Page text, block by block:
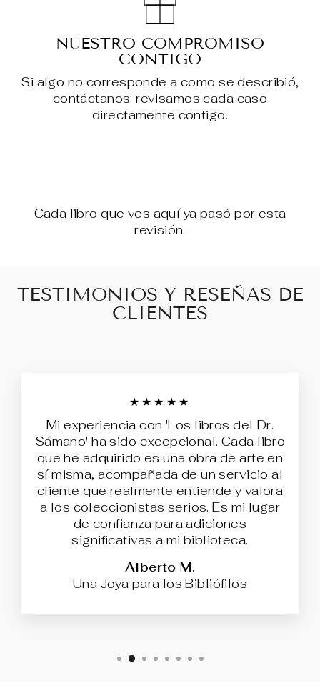
NUESTRO COMPROMISO
CONTIGO
Si algo no corresponde a como se describió,
contáctanos: revisamos cada caso
directamente contigo.
Cada libro que ves aquí ya pasó por esta
revisión.
TESTIMONIOS Y RESEÑAS DE
CLIENTES
★★★★★
Mi experiencia con 'Los libros del Dr.
Sámano' ha sido excepcional. Cada libro
que he adquirido es una obra de arte en
sí misma, acompañada de un servicio al
cliente que realmente entiende y valora
a los coleccionistas serios. Es mi lugar
de confianza para adiciones
significativas a mi biblioteca.
Alberto M.
Una Joya para los Bibliófilos